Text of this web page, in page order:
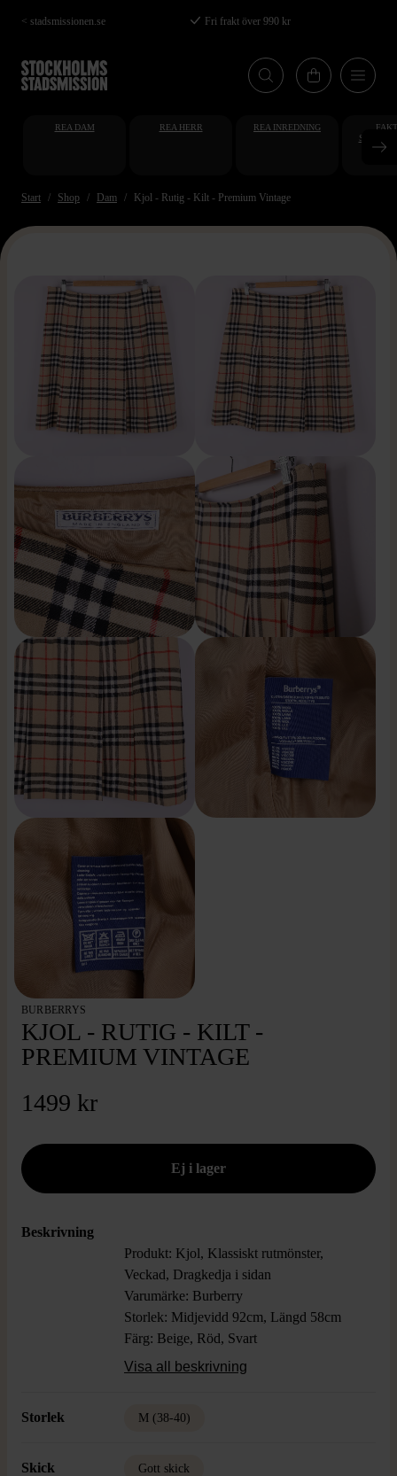
Hoppa
till
huvudinnehåll
< stadsmissionen.se Fri frakt över 990 kr
REA DAM REA HERR REA INREDNING
Start Shop Dam Kjol - Rutig - Kilt - Premium Vintage
BURBERRYS
KJOL - RUTIG - KILT -
PREMIUM VINTAGE
1499 kr
Beskrivning
Produkt: Kjol, Klassiskt rutmönster,
Veckad, Dragkedja i sidan
Varumärke: Burberry
Storlek: Midjevidd 92cm, Längd 58cm
Färg: Beige, Röd, Svart
Material: 100% Ull, Foder 100% Viskos
Visa all beskrivning
Storlek M (38-40)
Skick Gott skick